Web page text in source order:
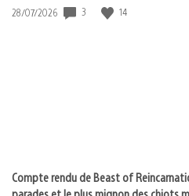
Date
28/07/2026 3 14
Compte rendu de Beast of